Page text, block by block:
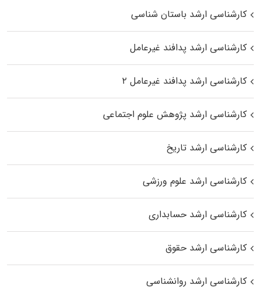
کارشناسی ارشد باستان شناسی
کارشناسی ارشد پدافند غیرعامل
کارشناسی ارشد پدافند غیرعامل ۲
کارشناسی ارشد پژوهش علوم اجتماعی
کارشناسی ارشد تاریخ
کارشناسی ارشد علوم ورزشی
کارشناسی ارشد حسابداری
کارشناسی ارشد حقوق
کارشناسی ارشد روانشناسی